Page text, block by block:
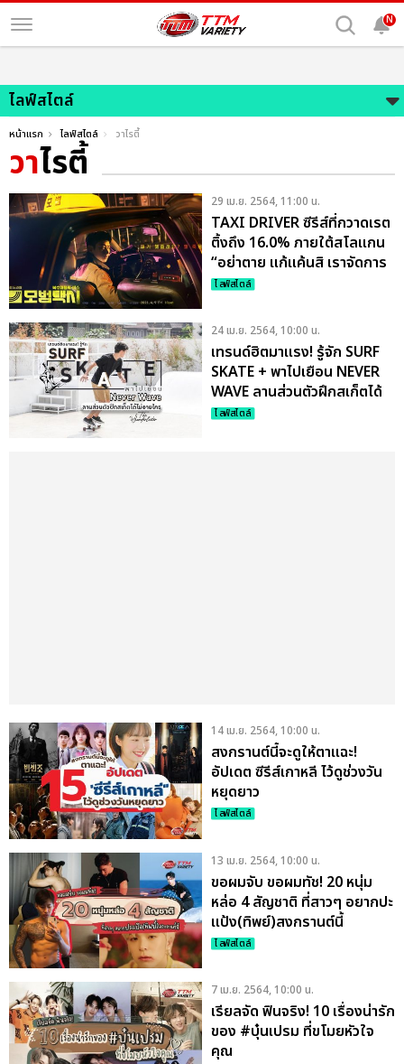
N
ไลฟ์สไตล์
หน้าแรก ไลฟ์สไตล์ วาไรตี้
วาไรตี้
29 เม.ย. 2564, 11:00 น.
TAXI DRIVER ซีรีส์ที่กวาดเรต
ติ้งถึง 16.0% ภายใต้สโลแกน
“อย่าตาย แก้แค้นสิ เราจัดการ
ให้เอง”
ไลฟ์สไตล์
24 เม.ย. 2564, 10:00 น.
เทรนด์ฮิตมาแรง! รู้จัก SURF
SKATE + พาไปเยือน NEVER
WAVE ลานส่วนตัวฝึกสเก็ตได้
ไม่อายใคร
ไลฟ์สไตล์
14 เม.ย. 2564, 10:00 น.
สงกรานต์นี้จะดูให้ตาแฉะ!
อัปเดต ซีรีส์เกาหลี ไว้ดูช่วงวัน
หยุดยาว
ไลฟ์สไตล์
13 เม.ย. 2564, 10:00 น.
ขอผมจับ ขอผมทัช! 20 หนุ่ม
หล่อ 4 สัญชาติ ที่สาวๆ อยากปะ
แป้ง(ทิพย์)สงกรานต์นี้
ไลฟ์สไตล์
7 เม.ย. 2564, 10:00 น.
เรียลจัด ฟินจริง! 10 เรื่องน่ารัก
ของ #บุ๋นเปรม ที่ขโมยหัวใจ
คุณ